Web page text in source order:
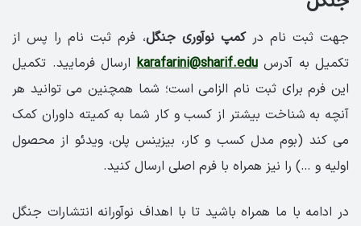
جهت ثبت نام درکمپ نوآوری جنگل، فرم ثبت نام را پس از
تکمیل به آدرسkarafarini@sharif.eduارسال فرمایید. تکمیل
این فرم برای ثبت نام الزامی است؛ شما همچنین می توانید هر
آنچه به شناخت بیشتر از کسب و کار شما به کمیته داوران کمک
می کند (بوم مدل کسب و کار، بیزینس پلن، ویدئو از محصول
اولیه و …) را نیز همراه با فرم اصلی ارسال کنید.
در ادامه با ما همراه باشید تا با اهداف نوآورانه انتشارات جنگل